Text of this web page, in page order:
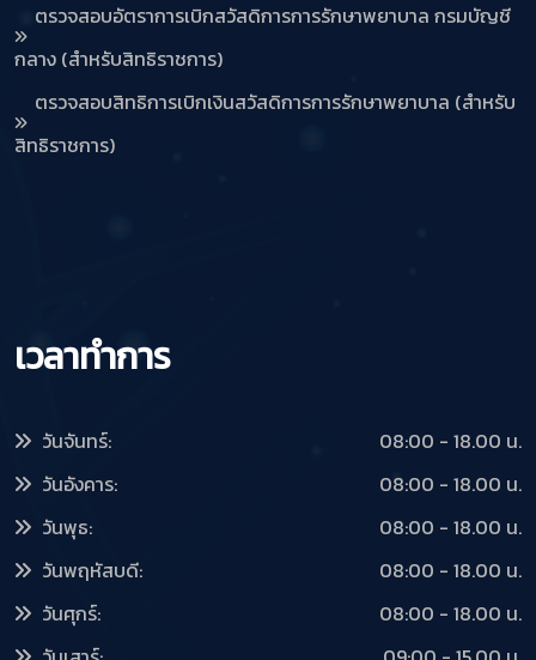
ตรวจสอบอัตราการเบิกสวัสดิการการรักษาพยาบาล กรมบัญชี
กลาง (สำหรับสิทธิราชการ)
ตรวจสอบสิทธิการเบิกเงินสวัสดิการการรักษาพยาบาล (สำหรับ
สิทธิราชการ)
เวลาทำการ
วันจันทร์:
08:00 - 18.00 น.
วันอังคาร:
08:00 - 18.00 น.
วันพุธ:
08:00 - 18.00 น.
วันพฤหัสบดี:
08:00 - 18.00 น.
วันศุกร์:
08:00 - 18.00 น.